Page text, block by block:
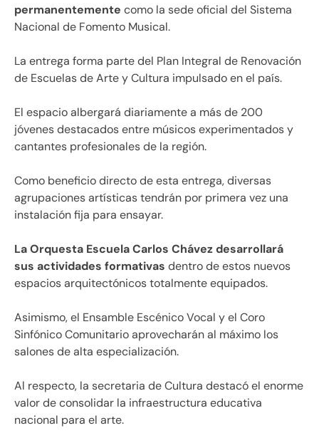
permanentemente como la sede oficial del Sistema
Nacional de Fomento Musical.
La entrega forma parte del Plan Integral de Renovación
de Escuelas de Arte y Cultura impulsado en el país.
El espacio albergará diariamente a más de 200
jóvenes destacados entre músicos experimentados y
cantantes profesionales de la región.
Como beneficio directo de esta entrega, diversas
agrupaciones artísticas tendrán por primera vez una
instalación fija para ensayar.
La Orquesta Escuela Carlos Chávez desarrollará
sus actividades formativas dentro de estos nuevos
espacios arquitectónicos totalmente equipados.
Asimismo, el Ensamble Escénico Vocal y el Coro
Sinfónico Comunitario aprovecharán al máximo los
salones de alta especialización.
Al respecto, la secretaria de Cultura destacó el enorme
valor de consolidar la infraestructura educativa
nacional para el arte.